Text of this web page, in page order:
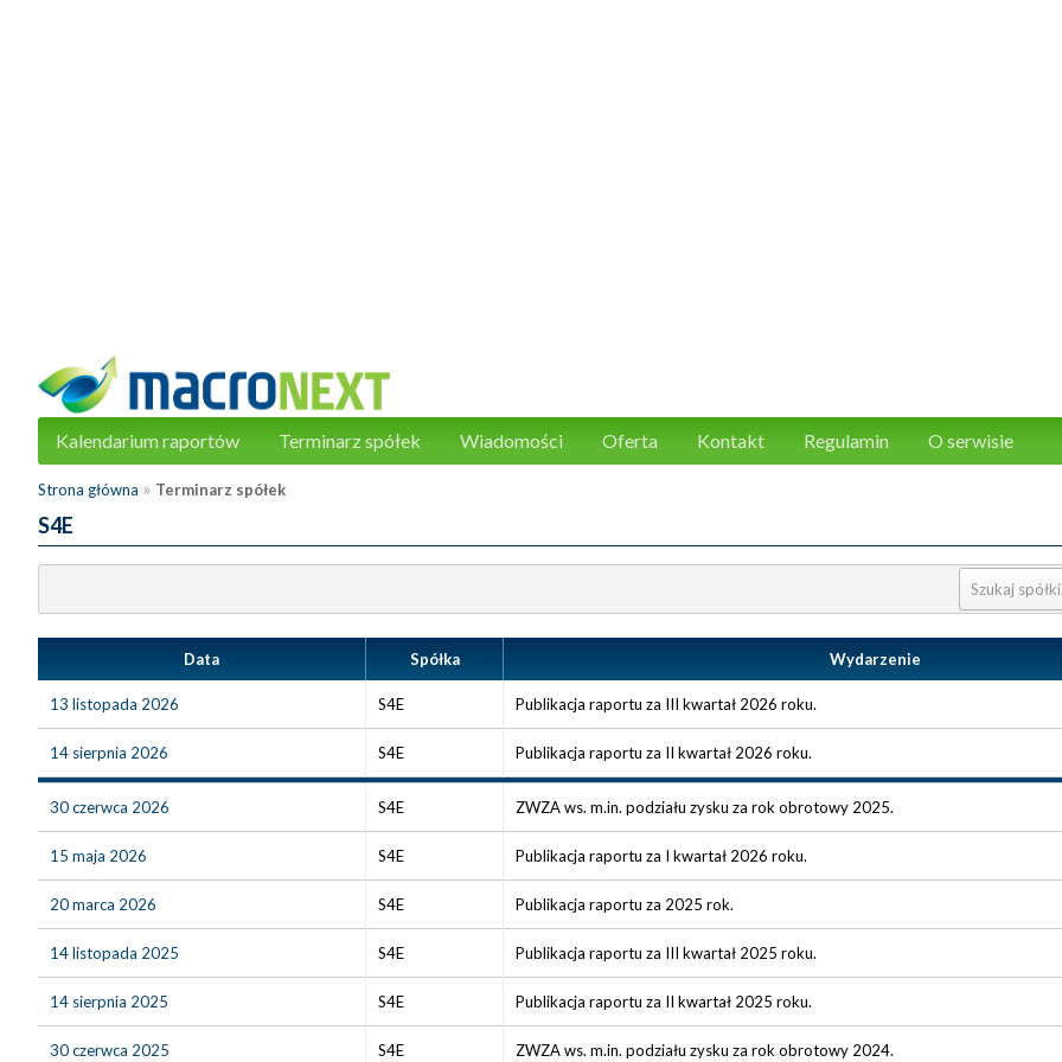
Kalendarium raportów Terminarz spółek Wiadomości Oferta Kontakt Regulamin O serwisie
Strona główna » Terminarz spółek
S4E
Data Spółka Wydarzenie
13 listopada 2026 S4E Publikacja raportu za III kwartał 2026 roku.
14 sierpnia 2026 S4E Publikacja raportu za II kwartał 2026 roku.
30 czerwca 2026 S4E ZWZA ws. m.in. podziału zysku za rok obrotowy 2025.
15 maja 2026 S4E Publikacja raportu za I kwartał 2026 roku.
20 marca 2026 S4E Publikacja raportu za 2025 rok.
14 listopada 2025 S4E Publikacja raportu za III kwartał 2025 roku.
14 sierpnia 2025 S4E Publikacja raportu za II kwartał 2025 roku.
30 czerwca 2025 S4E ZWZA ws. m.in. podziału zysku za rok obrotowy 2024.